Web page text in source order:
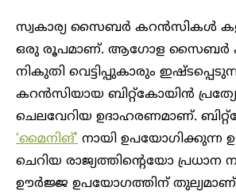
സ്വകാര്യ സൈബർ കറൻസികൾ
ഒരു രൂപമാണ്. ആഗോള സൈബർ
നികുതി വെട്ടിപ്പുകാരും
കറൻസിയായ ബിറ്റ്കോയിൻ
ചെലവേറിയ ഉദാഹരണമാണ്.
‘മൈനിങ്’ നായി ഉപയോഗിക്കുന്ന
ചെറിയ രാജ്യത്തിന്റെയോ പ്രധാന
ഊർജ്ജ ഉപയോഗത്തിന് തുല്യമാണ്.